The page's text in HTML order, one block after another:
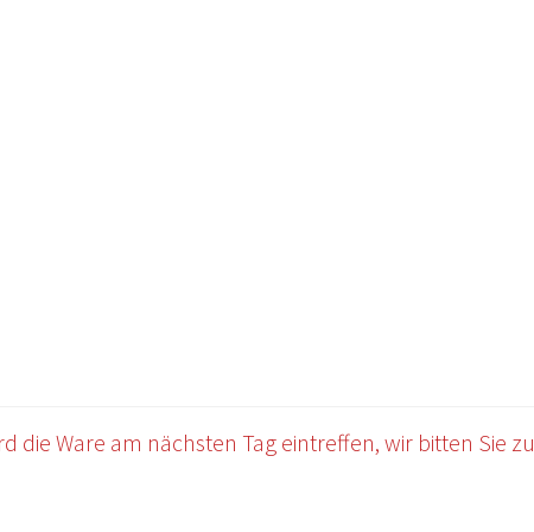
E-COMMERCE ImpressumKasseMein KontoWarenkorb
die Ware am nächsten Tag eintreffen, wir bitten Sie